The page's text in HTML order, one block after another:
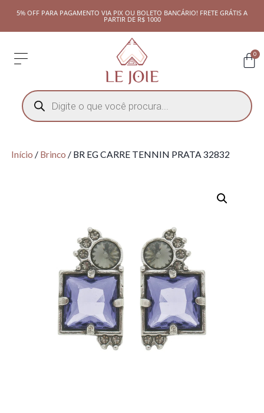
5% OFF PARA PAGAMENTO VIA PIX OU BOLETO BANCÁRIO! FRETE GRÁTIS A
PARTIR DE R$ 1000
0
Início / Brinco / BR EG CARRE TENNIN PRATA 32832